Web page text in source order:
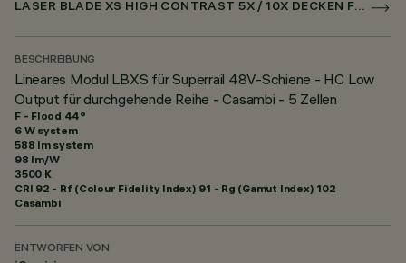
LASER BLADE XS HIGH CONTRAST 5X / 10X DECKEN FÜR SUPERRAIL CASAMBI
BESCHREIBUNG
Lineares Modul LBXS für Superrail 48V-Schiene - HC Low
Output für durchgehende Reihe - Casambi - 5 Zellen
F - Flood 44°
6 W system
588 lm system
98 lm/W
3500 K
CRI 92 - Rf (Colour Fidelity Index) 91 - Rg (Gamut Index) 102
Casambi
ENTWORFEN VON